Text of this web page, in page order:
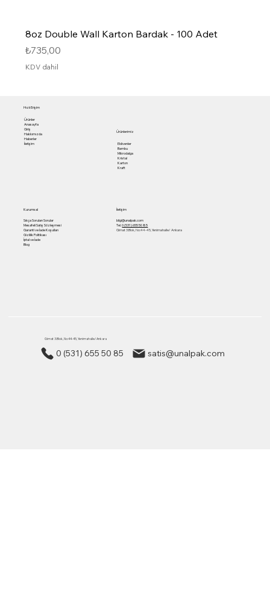
8oz Double Wall Karton Bardak - 100 Adet
Fiyat
₺735,00
KDV dahil
Ürünlerimiz
Eldivenler
Bambu
Mikrodalga
Kristal
Karton
Kraft
Hızlı Erişim
Ürünler
Anasayfa
Giriş
Hakkımızda
Haberler
İletişim
Kurumsal
Sıkça Sorulan Sorular
Mesafeli Satış Sözleşmesi
Garanti ve İade Koşulları
Gizlilik Politikası
İptal ve İade
Blog
İletişim
bilgi@unalpak.com
Tel.0 (531) 655 50 85
Gimat 3.Blok, No:44-45, Yenimahalle/ Ankara
Gimat 3.Blok, No:44-45, Yenimahalle/ Ankara
0 (531) 655 50 85 satis@unalpak.com